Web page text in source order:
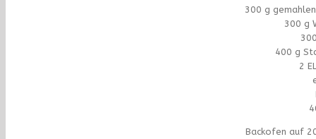
300 g
300 g
400 g
2
Backofen auf